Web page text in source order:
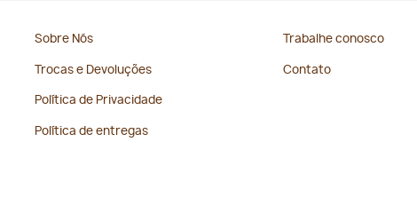
Sobre Nós
Trocas e Devoluções
Política de Privacidade
Política de entregas
Trabalhe conosco
Contato